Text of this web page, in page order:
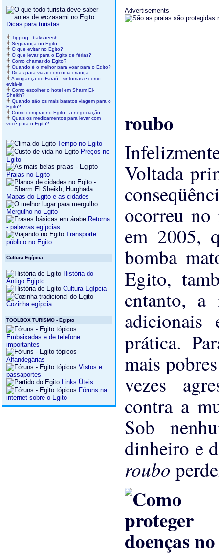
Dicas para turistas
Tipping - baksheesh
Segurança no Egito
O que evitar no Egito?
O que levar para o Egito de férias?
Como chamar do Egito?
Quando é o melhor para voar para o Egito?
Dicas para viajar com uma criança
A vingança do Faraó - sintomas e como
evitá-la
Como escolher o hotel em Sharm El-
Sheikh?
Quando são os mais baratos viagem para o
Egito?
Como comprar no Egito - a negociação
Quais os medicamentos para levar com
você para o Egito?
Tempo no Egito
Preços no
Egito
Praias no Egito
Mapas do Egito e as cidades
Mergulho no Egito
Retorna
- palavras egípcias
Transporte
público no Egito
Cultura Egípcia
História do
Antigo Egipto
Cultura Egípcia
Cozinha egípcia
TOOLBOX TURISMO - Egipto
Embaixadas e de telefone
importantes
Alfandegárias
Vistos e
passaportes
Links Úteis
Fóruns na
internet sobre o Egito
Advertisements
roubo
Voltada
ocorreu
em 2005,
bomba
Egito,
entanto, a
adicionais
prática.
mais
vezes
contra a
Sob
dinheiro e
roubo